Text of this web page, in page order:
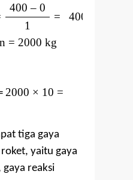
400– 0
= 400 m/s
1
= 2000 kg
2000 × 10 =
tiga gaya
yaitu gaya
gaya reaksi